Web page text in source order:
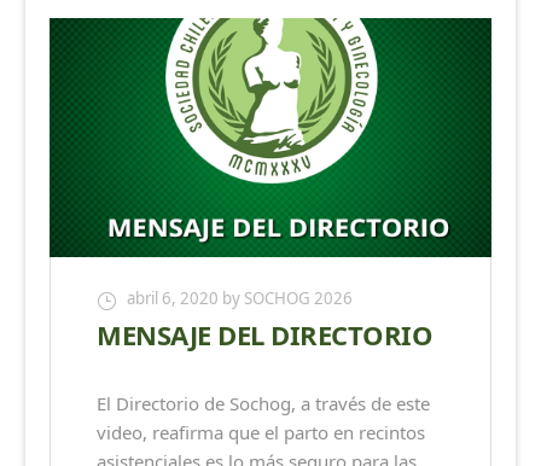
abril 6, 2020 by SOCHOG 2026
MENSAJE DEL DIRECTORIO
El Directorio de Sochog, a través de este
video, reafirma que el parto en recintos
asistenciales es lo más seguro para las